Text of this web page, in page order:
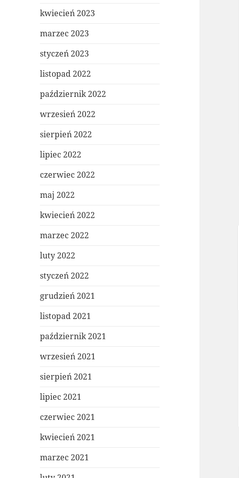
kwiecień 2023
marzec 2023
styczeń 2023
listopad 2022
październik 2022
wrzesień 2022
sierpień 2022
lipiec 2022
czerwiec 2022
maj 2022
kwiecień 2022
marzec 2022
luty 2022
styczeń 2022
grudzień 2021
listopad 2021
październik 2021
wrzesień 2021
sierpień 2021
lipiec 2021
czerwiec 2021
kwiecień 2021
marzec 2021